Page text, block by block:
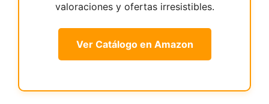
valoraciones y ofertas irresistibles.
Ver Catálogo en Amazon